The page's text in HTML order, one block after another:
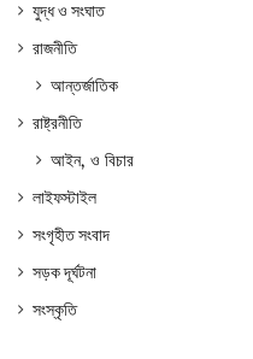
যুদ্ধ ও সংঘাত
রাজনীতি
আন্তর্জাতিক
রাষ্ট্রনীতি
আইন, ও বিচার
লাইফস্টাইল
সংগৃহীত সংবাদ
সড়ক দূর্ঘটনা
সংস্কৃতি